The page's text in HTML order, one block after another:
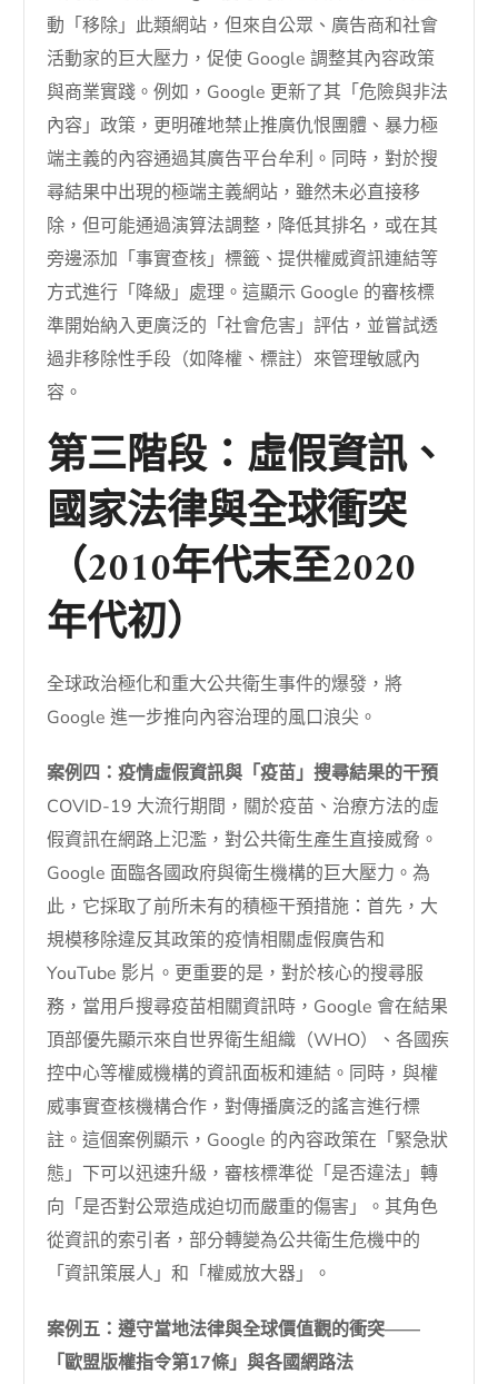
動「移除」此類網站，但來自公眾、廣告商和社會
活動家的巨大壓力，促使 Google 調整其內容政策
與商業實踐。例如，Google 更新了其「危險與非法
內容」政策，更明確地禁止推廣仇恨團體、暴力極
端主義的內容通過其廣告平台牟利。同時，對於搜
尋結果中出現的極端主義網站，雖然未必直接移
除，但可能通過演算法調整，降低其排名，或在其
旁邊添加「事實查核」標籤、提供權威資訊連結等
方式進行「降級」處理。這顯示 Google 的審核標
準開始納入更廣泛的「社會危害」評估，並嘗試透
過非移除性手段（如降權、標註）來管理敏感內
容。
第三階段：虛假資訊、
國家法律與全球衝突
（2010年代末至2020
年代初）
全球政治極化和重大公共衛生事件的爆發，將
Google 進一步推向內容治理的風口浪尖。
案例四：疫情虛假資訊與「疫苗」搜尋結果的干預
COVID-19 大流行期間，關於疫苗、治療方法的虛
假資訊在網路上氾濫，對公共衛生產生直接威脅。
Google 面臨各國政府與衛生機構的巨大壓力。為
此，它採取了前所未有的積極干預措施：首先，大
規模移除違反其政策的疫情相關虛假廣告和
YouTube 影片。更重要的是，對於核心的搜尋服
務，當用戶搜尋疫苗相關資訊時，Google 會在結果
頂部優先顯示來自世界衛生組織（WHO）、各國疾
控中心等權威機構的資訊面板和連結。同時，與權
威事實查核機構合作，對傳播廣泛的謠言進行標
註。這個案例顯示，Google 的內容政策在「緊急狀
態」下可以迅速升級，審核標準從「是否違法」轉
向「是否對公眾造成迫切而嚴重的傷害」。其角色
從資訊的索引者，部分轉變為公共衛生危機中的
「資訊策展人」和「權威放大器」。
案例五：遵守當地法律與全球價值觀的衝突——
「歐盟版權指令第17條」與各國網路法